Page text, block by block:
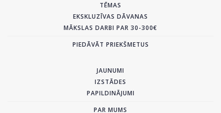
TĒMAS
EKSKLUZĪVAS DĀVANAS
MĀKSLAS DARBI PAR 30-300€
PIEDĀVĀT PRIEKŠMETUS
JAUNUMI
IZSTĀDES
PAPILDINĀJUMI
PAR MUMS